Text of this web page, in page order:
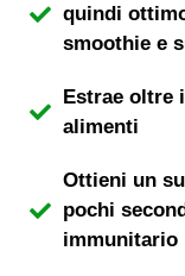
quindi
smoothie e
Estrae oltre
alimenti
Ottieni un
pochi
immunitario